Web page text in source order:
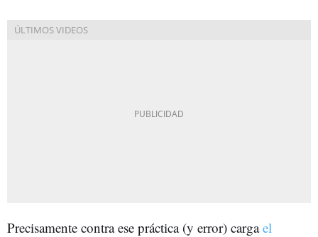
Precisamente contra ese práctica (y error) cargael